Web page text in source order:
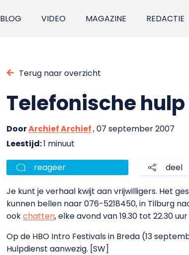
BLOG VIDEO MAGAZINE REDACTIE
Terug naar overzicht
Telefonische
DoorArchief Archief, 07 september 2007
Leestijd:1 minuut
reageer deel
Je kunt je verhaal kwijt aan vrijwilligers. Het
kunnen bellen naar 076-5218450, in Tilburg
ookchatten, elke avond van 19.30 tot 22.30
Op de HBO Intro Festivals in Breda (13
Hulpdienst aanwezig. [SW]